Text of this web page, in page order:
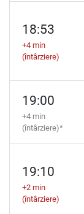
18:53
+4 min
(întârziere)
19:00
+4 min
(întârziere)*
19:10
+2 min
(întârziere)